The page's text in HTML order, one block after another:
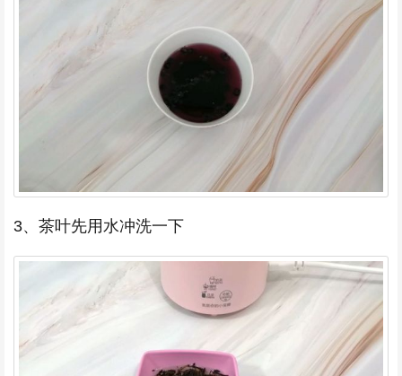
3、茶叶先用水冲洗一下